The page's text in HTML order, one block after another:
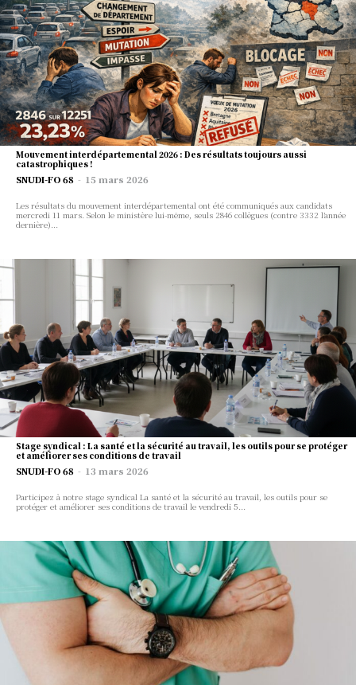
Actualité
Actualité Nationale
Actualité Départementale
Vie Professionnelle
Salaires et Indemnités
Direction d’école
RIS et Formations
AESH
로그인 가입하기
획.
가장 인기 많은
연간
$25
계획을 선택
월간 간행물
$30
반복되는 월 수수료
계획을 선택
학생
반복되는 월 수수료
이미 계정이 있습니까 ?
로그인
한국 뉴스 오리지널 뉴스와 심층 보도에 의존하는 영향력
있는 회원 커뮤니티에 가입하세요.
더 알아보기
Se connecter
Le mot de passe
Se connecter
계정이 없습니까?S'inscrire
Mouvement interdépartemental 2026 : Des résultats toujours aussi
catastrophiques !
SNUDI-FO 68 - 15 mars 2026
Les résultats du mouvement interdépartemental ont été communiqués aux candidats
mercredi 11 mars. Selon le ministère lui-même, seuls 2846 collègues (contre 3332 l’année
dernière)...
Stage syndical : La santé et la sécurité au travail, les outils pour se protéger
et améliorer ses conditions de travail
SNUDI-FO 68 - 13 mars 2026
Participez à notre stage syndical La santé et la sécurité au travail, les outils pour se
protéger et améliorer ses conditions de travail le vendredi 5...